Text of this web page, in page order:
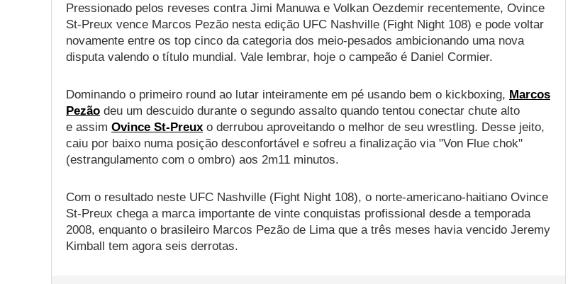
Pressionado pelos reveses contra Jimi Manuwa e Volkan Oezdemir recentemente, Ovince
St-Preux vence Marcos Pezão nesta edição UFC Nashville (Fight Night 108) e pode voltar
novamente entre os top cinco da categoria dos meio-pesados ambicionando uma nova
disputa valendo o título mundial. Vale lembrar, hoje o campeão é Daniel Cormier.
Dominando o primeiro round ao lutar inteiramente em pé usando bem o kickboxing, Marcos
Pezão deu um descuido durante o segundo assalto quando tentou conectar chute alto
e assim Ovince St-Preux o derrubou aproveitando o melhor de seu wrestling. Desse jeito,
caiu por baixo numa posição desconfortável e sofreu a finalização via "Von Flue chok"
(estrangulamento com o ombro) aos 2m11 minutos.
Com o resultado neste UFC Nashville (Fight Night 108), o norte-americano-haitiano Ovince
St-Preux chega a marca importante de vinte conquistas profissional desde a temporada
2008, enquanto o brasileiro Marcos Pezão de Lima que a três meses havia vencido Jeremy
Kimball tem agora seis derrotas.